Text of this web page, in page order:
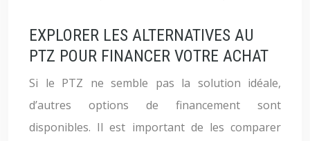
EXPLORER LES ALTERNATIVES AU
PTZ POUR FINANCER VOTRE ACHAT
Si le PTZ ne semble pas la solution idéale,
d’autres options de financement sont
disponibles. Il est important de les comparer